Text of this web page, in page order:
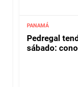
PANAMÁ
Pedregal
sábado: